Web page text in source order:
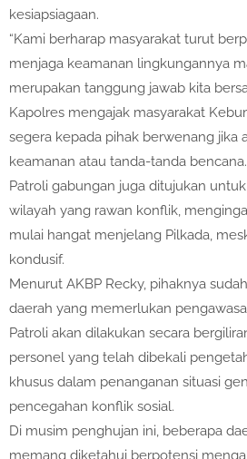
kesiapsiagaan.
“Kami berharap masyarakat turut
menjaga keamanan lingkungannya
merupakan tanggung jawab kita
Kapolres mengajak masyarakat
segera kepada pihak berwenang jika
keamanan atau tanda-tanda bencana.
Patroli gabungan juga ditujukan
wilayah yang rawan konflik,
mulai hangat menjelang Pilkada,
kondusif.
Menurut AKBP Recky, pihaknya
daerah yang memerlukan
Patroli akan dilakukan secara
personel yang telah dibekali
khusus dalam penanganan situasi
pencegahan konflik sosial.
Di musim penghujan ini, beberapa
memang diketahui berpotensi